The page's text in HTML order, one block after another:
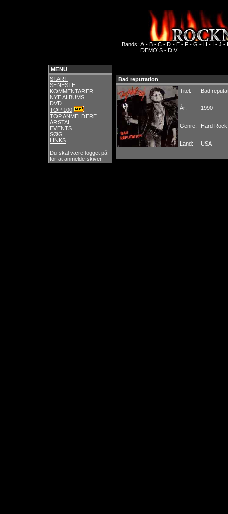
Bands: A- B- C- D- E- F- G - H - I - J -
DEMO´S- DIV
MENU
START
SENESTE
KOMMENTARER
NYE ALBUMS
DVD
TOP 100
TOP ANMELDERE
ÅRSTAL
EVENTS
SØG
LINKS
Du skal være logget på
for at anmelde skiver.
Bad reputation
Titel:
Bad
År: 1990
Genre: Hard Rock
Land: USA